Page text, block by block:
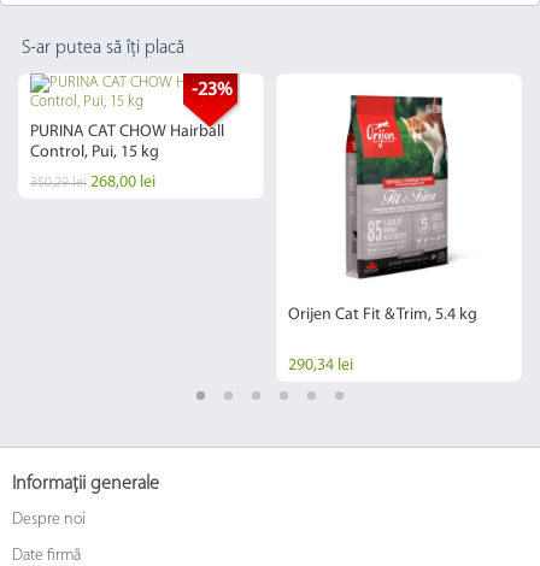
S-ar putea să îți placă
-23%
PURINA CAT CHOW Hairball
Control, Pui, 15 kg
350,29 lei 268,00 lei
Orijen Cat Fit & Trim, 5.4 kg
290,34 lei
Informații generale
Despre noi
Date firmă